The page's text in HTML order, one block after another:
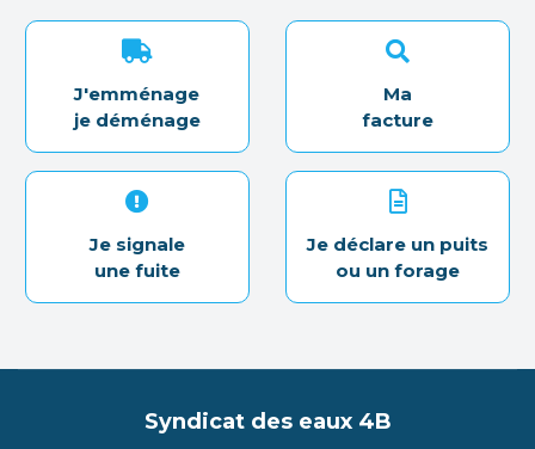
J'emménage
je déménage
Ma
facture
Je signale
une fuite
Je déclare un puits
ou un forage
Syndicat des eaux 4B